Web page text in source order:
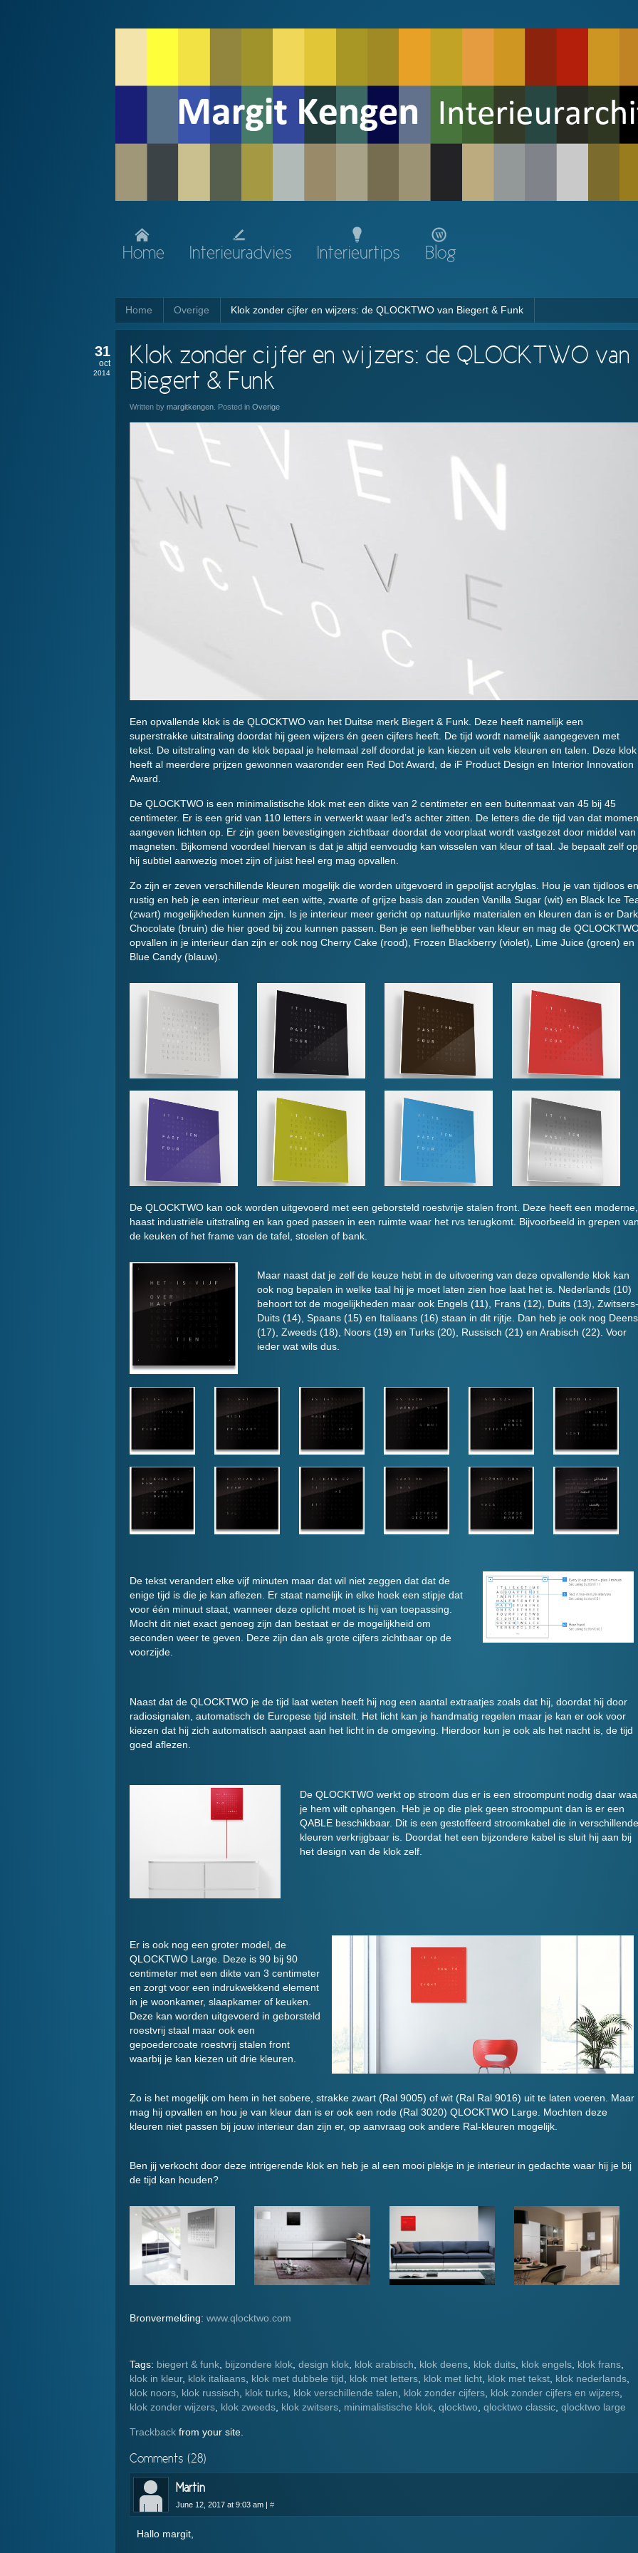
Home Interieuradvies Interieurtips Blog
Home Overige Klok zonder cijfer en wijzers: de QLOCKTWO van Biegert & Funk
31
oct
2014
Klok zonder cijfer en wijzers: de QLOCKTWO van
Biegert & Funk
Written by margitkengen . Posted in Overige
Een opvallende klok is de QLOCKTWO van het Duitse merk Biegert & Funk. Deze heeft namelijk een
superstrakke uitstraling doordat hij geen wijzers én geen cijfers heeft. De tijd wordt namelijk aangegeven met
tekst. De uitstraling van de klok bepaal je helemaal zelf doordat je kan kiezen uit vele kleuren en talen. Deze klok
heeft al meerdere prijzen gewonnen waaronder een Red Dot Award, de iF Product Design en Interior Innovation
Award.
De QLOCKTWO is een minimalistische klok met een dikte van 2 centimeter en een buitenmaat van 45 bij 45
centimeter. Er is een grid van 110 letters in verwerkt waar led’s achter zitten. De letters die de tijd van dat
aangeven lichten op. Er zijn geen bevestigingen zichtbaar doordat de voorplaat wordt vastgezet door middel van
magneten. Bijkomend voordeel hiervan is dat je altijd eenvoudig kan wisselen van kleur of taal. Je bepaalt zelf op
hij subtiel aanwezig moet zijn of juist heel erg mag opvallen.
Zo zijn er zeven verschillende kleuren mogelijk die worden uitgevoerd in gepolijst acrylglas. Hou je van tijdloos en
rustig en heb je een interieur met een witte, zwarte of grijze basis dan zouden Vanilla Sugar (wit) en Black Ice
(zwart) mogelijkheden kunnen zijn. Is je interieur meer gericht op natuurlijke materialen en kleuren dan is er Dark
Chocolate (bruin) die hier goed bij zou kunnen passen. Ben je een liefhebber van kleur en mag de
opvallen in je interieur dan zijn er ook nog Cherry Cake (rood), Frozen Blackberry (violet), Lime Juice (groen) en
Blue Candy (blauw).
De QLOCKTWO kan ook worden uitgevoerd met een geborsteld roestvrije stalen front. Deze heeft een moderne,
haast industriële uitstraling en kan goed passen in een ruimte waar het rvs terugkomt. Bijvoorbeeld in grepen
de keuken of het frame van de tafel, stoelen of bank.
Maar naast dat je zelf de keuze hebt in de uitvoering van deze opvallende klok kan
ook nog bepalen in welke taal hij je moet laten zien hoe laat het is. Nederlands (10)
behoort tot de mogelijkheden maar ook Engels (11), Frans (12), Duits (13), Zwitsers-
Duits (14), Spaans (15) en Italiaans (16) staan in dit rijtje. Dan heb je ook nog Deens
(17), Zweeds (18), Noors (19) en Turks (20), Russisch (21) en Arabisch (22). Voor
ieder wat wils dus.
De tekst verandert elke vijf minuten maar dat wil niet zeggen dat dat de
enige tijd is die je kan aflezen. Er staat namelijk in elke hoek een stipje dat
voor één minuut staat, wanneer deze oplicht moet is hij van toepassing.
Mocht dit niet exact genoeg zijn dan bestaat er de mogelijkheid om
seconden weer te geven. Deze zijn dan als grote cijfers zichtbaar op de
voorzijde.
Naast dat de QLOCKTWO je de tijd laat weten heeft hij nog een aantal extraatjes zoals dat hij, doordat hij door
radiosignalen, automatisch de Europese tijd instelt. Het licht kan je handmatig regelen maar je kan er ook voor
kiezen dat hij zich automatisch aanpast aan het licht in de omgeving. Hierdoor kun je ook als het nacht is, de tijd
goed aflezen.
De QLOCKTWO werkt op stroom dus er is een stroompunt nodig daar
je hem wilt ophangen. Heb je op die plek geen stroompunt dan is er een
QABLE beschikbaar. Dit is een gestoffeerd stroomkabel die in verschillende
kleuren verkrijgbaar is. Doordat het een bijzondere kabel is sluit hij aan bij
het design van de klok zelf.
Er is ook nog een groter model, de
QLOCKTWO Large. Deze is 90 bij 90
centimeter met een dikte van 3 centimeter
en zorgt voor een indrukwekkend element
in je woonkamer, slaapkamer of keuken.
Deze kan worden uitgevoerd in geborsteld
roestvrij staal maar ook een
gepoedercoate roestvrij stalen front
waarbij je kan kiezen uit drie kleuren.
Zo is het mogelijk om hem in het sobere, strakke zwart (Ral 9005) of wit (Ral Ral 9016) uit te laten voeren. Maar
mag hij opvallen en hou je van kleur dan is er ook een rode (Ral 3020) QLOCKTWO Large. Mochten deze
kleuren niet passen bij jouw interieur dan zijn er, op aanvraag ook andere Ral-kleuren mogelijk.
Ben jij verkocht door deze intrigerende klok en heb je al een mooi plekje in je interieur in gedachte waar hij je bij
de tijd kan houden?
Bronvermelding: www.qlocktwo.com
Tags: biegert & funk bijzondere klok design klok klok arabisch klok deens klok duits klok engels klok frans
klok in kleur, klok italiaans klok met dubbele tijd klok met letters klok met licht klok met tekst klok nederlands
klok noors klok russisch klok turks klok verschillende talen klok zonder cijfers klok zonder cijfers en wijzers
klok zonder wijzers klok zweeds klok zwitsers minimalistische klok qlocktwo qlocktwo classic qlocktwo large
Trackback from your site.
Comments (28)
Martin
June 12, 2017 at 9:03 am | #
Hallo margit,